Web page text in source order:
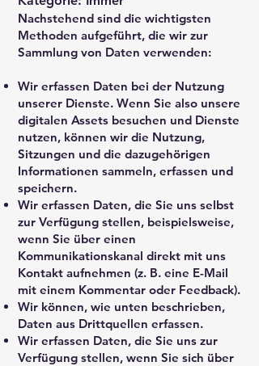
Nachstehend sind die wichtigsten
Methoden aufgeführt, die wir zur
Sammlung von Daten verwenden:
Wir erfassen Daten bei der Nutzung
unserer Dienste. Wenn Sie also unsere
digitalen Assets besuchen und Dienste
nutzen, können wir die Nutzung,
Sitzungen und die dazugehörigen
Informationen sammeln, erfassen und
speichern.
Wir erfassen Daten, die Sie uns selbst
zur Verfügung stellen, beispielsweise,
wenn Sie über einen
Kommunikationskanal direkt mit uns
Kontakt aufnehmen (z. B. eine E-Mail
mit einem Kommentar oder Feedback).
Wir können, wie unten beschrieben,
Daten aus Drittquellen erfassen.
Wir erfassen Daten, die Sie uns zur
Verfügung stellen, wenn Sie sich über